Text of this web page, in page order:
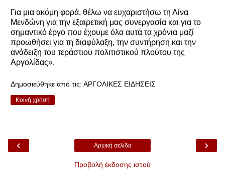
Για μια ακόμη φορά, θέλω να ευχαριστήσω τη Λίνα
Μενδώνη για την εξαιρετική μας συνεργασία και για το
σημαντικό έργο που έχουμε όλα αυτά τα χρόνια μαζί
προωθήσει για τη διαφύλαξη, την συντήρηση και την
ανάδειξη του τεράστιου πολιτιστικού πλούτου της
Αργολίδας».
Δημοσιεύθηκε από τις: ΑΡΓΟΛΙΚΕΣ ΕΙΔΗΣΕΙΣ
Κοινή χρήση
‹ ›
Αρχική σελίδα
Προβολή έκδοσης ιστού